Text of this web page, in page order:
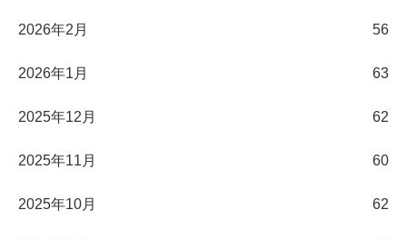
2026年2月 56
2026年1月 63
2025年12月 62
2025年11月 60
2025年10月 62